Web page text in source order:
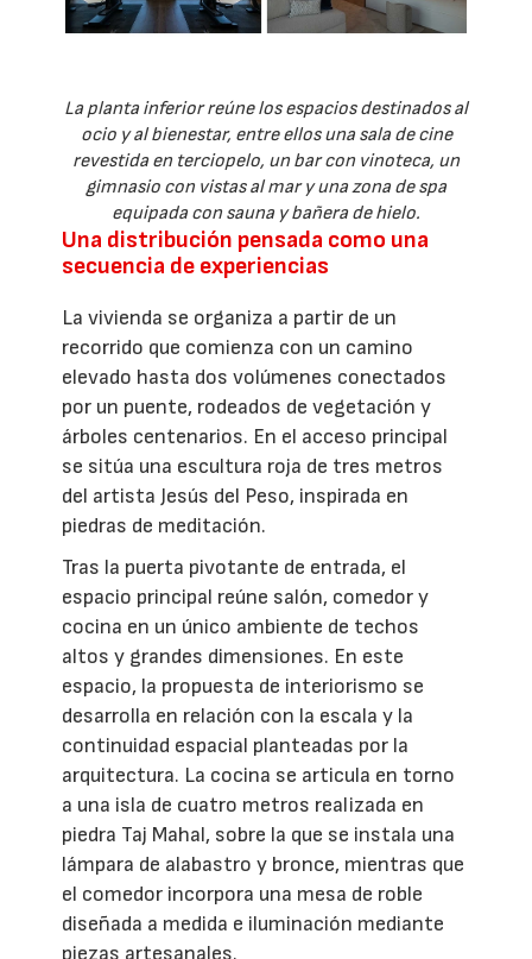
La planta inferior reúne los espacios destinados al
ocio y al bienestar, entre ellos una sala de cine
revestida en terciopelo, un bar con vinoteca, un
gimnasio con vistas al mar y una zona de spa
equipada con sauna y bañera de hielo.
Una distribución pensada como una
secuencia de experiencias
La vivienda se organiza a partir de un
recorrido que comienza con un camino
elevado hasta dos volúmenes conectados
por un puente, rodeados de vegetación y
árboles centenarios. En el acceso principal
se sitúa una escultura roja de tres metros
del artista Jesús del Peso, inspirada en
piedras de meditación.
Tras la puerta pivotante de entrada, el
espacio principal reúne salón, comedor y
cocina en un único ambiente de techos
altos y grandes dimensiones. En este
espacio, la propuesta de interiorismo se
desarrolla en relación con la escala y la
continuidad espacial planteadas por la
arquitectura. La cocina se articula en torno
a una isla de cuatro metros realizada en
piedra Taj Mahal, sobre la que se instala una
lámpara de alabastro y bronce, mientras que
el comedor incorpora una mesa de roble
diseñada a medida e iluminación mediante
piezas artesanales.